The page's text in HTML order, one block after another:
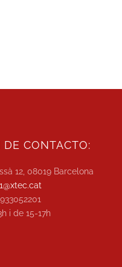
CONTACTO:
12, 08019 Barcelona
i de 15-17h